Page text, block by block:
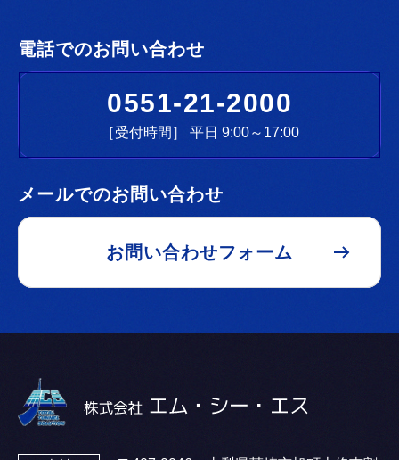
電話でのお問い合わせ
0551-21-2000
［受付時間］ 平日 9:00～17:00
メールでのお問い合わせ
お問い合わせフォーム